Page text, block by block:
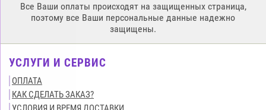
Все Ваши оплаты происходят на защищенных страница,
поэтому все Ваши персональные данные надежно
защищены.
УСЛУГИ И СЕРВИС
ОПЛАТА
КАК СДЕЛАТЬ ЗАКАЗ?